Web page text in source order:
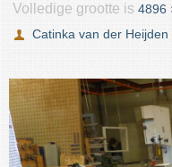
Volledige grootte is 4896
Catinka van der Heijden